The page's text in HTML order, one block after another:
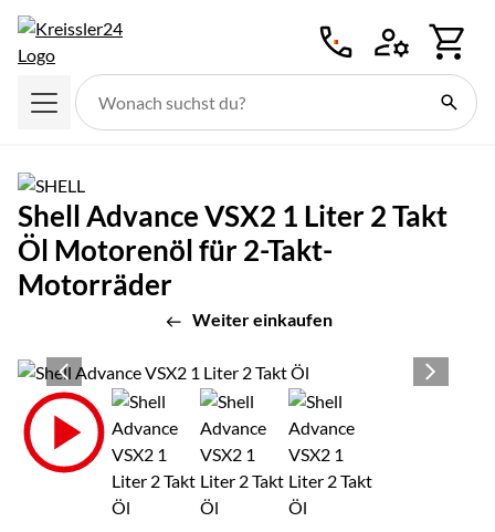
Shell Advance VSX2 1 Liter 2 Takt
Öl Motorenöl für 2-Takt-
Motorräder
Weiter einkaufen
Produktgalerie
Zur Kaufbox springen